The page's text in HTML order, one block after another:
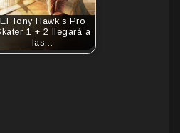
El Tony Hawk’s Pro
1 + 2 llegará a
las…